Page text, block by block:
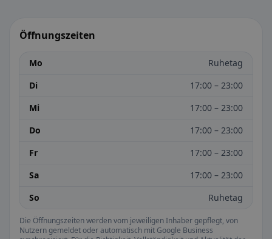
Öffnungszeiten
Mo
Ruhetag
Di
17:00 – 23:00
Mi
17:00 – 23:00
Do
17:00 – 23:00
Fr
17:00 – 23:00
Sa
17:00 – 23:00
So
Ruhetag
Die Öffnungszeiten werden vom jeweiligen Inhaber gepflegt, von
Nutzern gemeldet oder automatisch mit Google Business